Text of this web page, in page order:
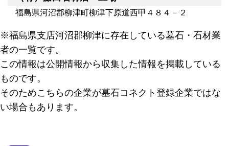
福島県河沼郡柳津町柳津下原道西甲４８４－２
※福島県支店河沼郡柳津に存在している墓石・石材業
者の一覧です。
この情報は公開情報から収集した情報を掲載している
ものです。
そのためこちらの企業が墓石コネクト登録企業ではな
い場合もあります。